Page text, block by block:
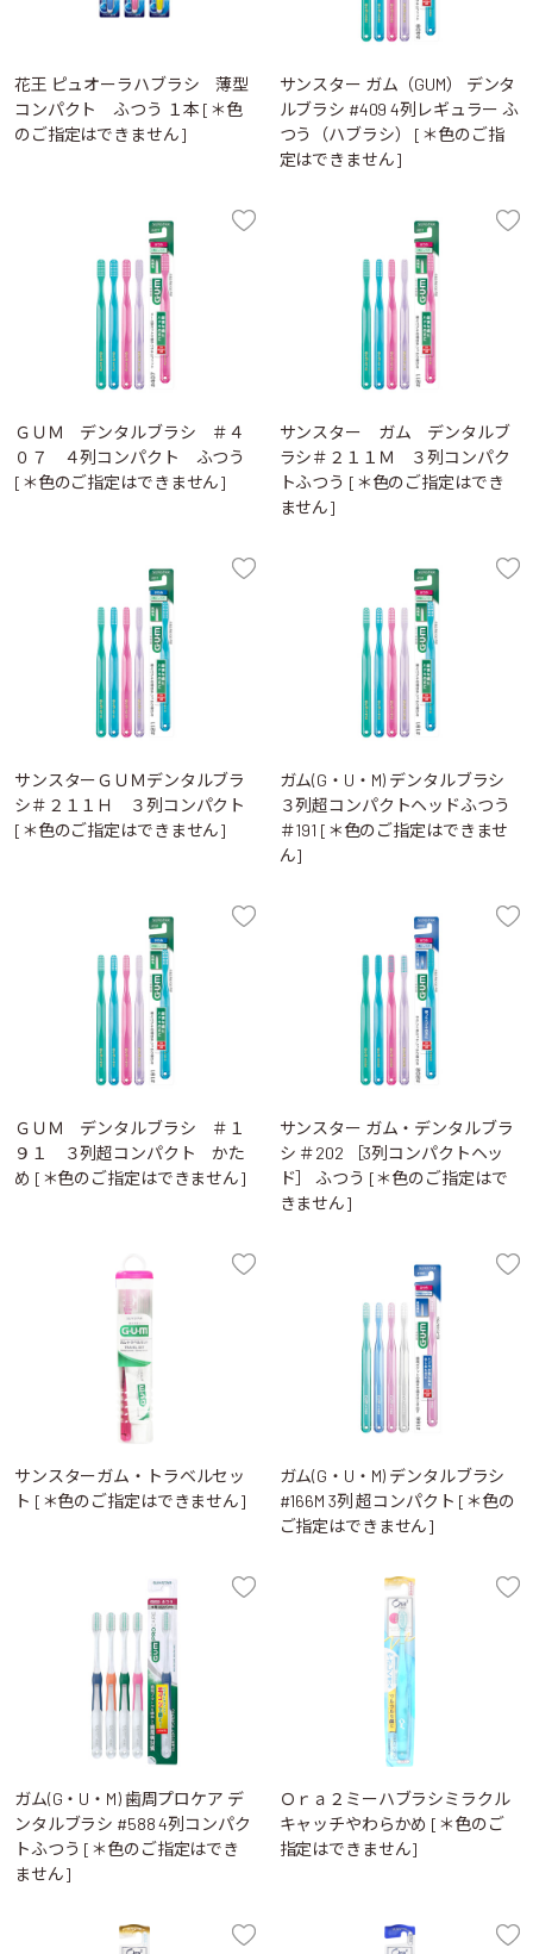
花王 ピュオーラハブラシ 薄型
コンパクト ふつう １本 [＊色
のご指定はできません]
サンスター ガム（GUM） デンタ
ルブラシ #409 4列レギュラー ふ
つう（ハブラシ） [＊色のご指
定はできません]
ＧＵＭ デンタルブラシ ＃４
０７ ４列コンパクト ふつう
[＊色のご指定はできません]
サンスター ガム デンタルブ
ラシ＃２１１Ｍ ３列コンパク
トふつう [＊色のご指定はでき
ません]
サンスターＧＵＭデンタルブラ
シ＃２１１Ｈ ３列コンパクト
[＊色のご指定はできません]
ガム(G・U・M) デンタルブラシ
３列超コンパクトヘッドふつう
＃191 [＊色のご指定はできませ
ん]
ＧＵＭ デンタルブラシ ＃１
９１ ３列超コンパクト かた
め [＊色のご指定はできません]
サンスター ガム・デンタルブラ
シ ＃202 ［3列コンパクトヘッ
ド］ ふつう [＊色のご指定はで
きません]
サンスターガム・トラベルセッ
ト [＊色のご指定はできません]
ガム(G・U・M) デンタルブラシ
#166M 3列 超コンパクト [＊色の
ご指定はできません]
ガム(G・U・M) 歯周プロケア デ
ンタルブラシ #588 4列コンパク
トふつう [＊色のご指定はでき
ません]
Ｏｒａ２ミーハブラシミラクル
キャッチやわらかめ [＊色のご
指定はできません]